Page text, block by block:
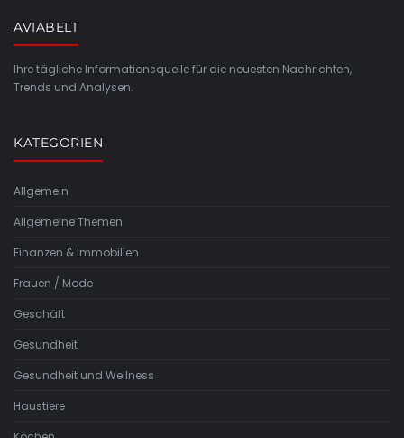
AVIABELT
Ihre tägliche Informationsquelle für die neuesten Nachrichten,
Trends und Analysen.
KATEGORIEN
Allgemein
Allgemeine Themen
Finanzen & Immobilien
Frauen / Mode
Geschäft
Gesundheit
Gesundheit und Wellness
Haustiere